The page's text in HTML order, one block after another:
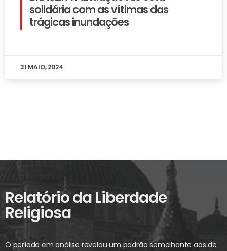
solidária com as vítimas das
trágicas inundações
31 MAIO, 2024
Relatório da Liberdade
Religiosa
O período em análise revelou um padrão semelhante aos de